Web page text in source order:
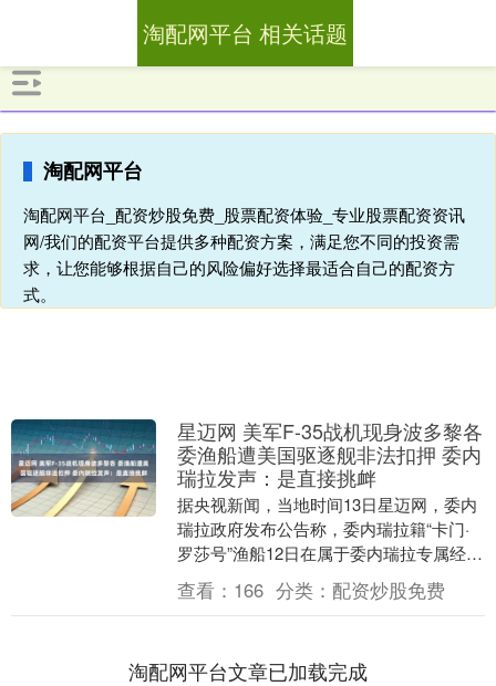
淘配网平台
淘配网平台_配资炒股免费_股票配资体验_专业股票配资资讯
网/我们的配资平台提供多种配资方案，满足您不同的投资需
求，让您能够根据自己的风险偏好选择最适合自己的配资方
式。
淘配网平台 相关话题
星迈网 美军F-35战机现身波多黎各
委渔船遭美国驱逐舰非法扣押 委内
瑞拉发声：是直接挑衅
据央视新闻，当地时间13日星迈网，委内
瑞拉政府发布公告称，委内瑞拉籍“卡门·
罗莎号”渔船12日在属于委内瑞拉专属经济
区海域的拉布朗基亚岛东北48海里处航行
时，遭....
查看： 166 分类： 配资炒股免费
淘配网平台文章已加载完成